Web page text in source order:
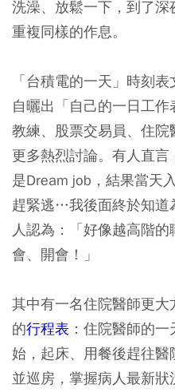
洗澡、放鬆一下，到了
重複同樣的作息。
「台積電的一天」時刻
自曬出 「自己的一日工作
教練、股票交易員、住
更多熱烈討論。有人直
是Dream job，結果當天
趕緊逃…我後面終於知道
人認為：「好像越高階
會、開會！」
其中有一名住院醫師更大
的行程表 ：住院醫師的
始，起床、用餐後趕往
並巡房，掌握病人最新